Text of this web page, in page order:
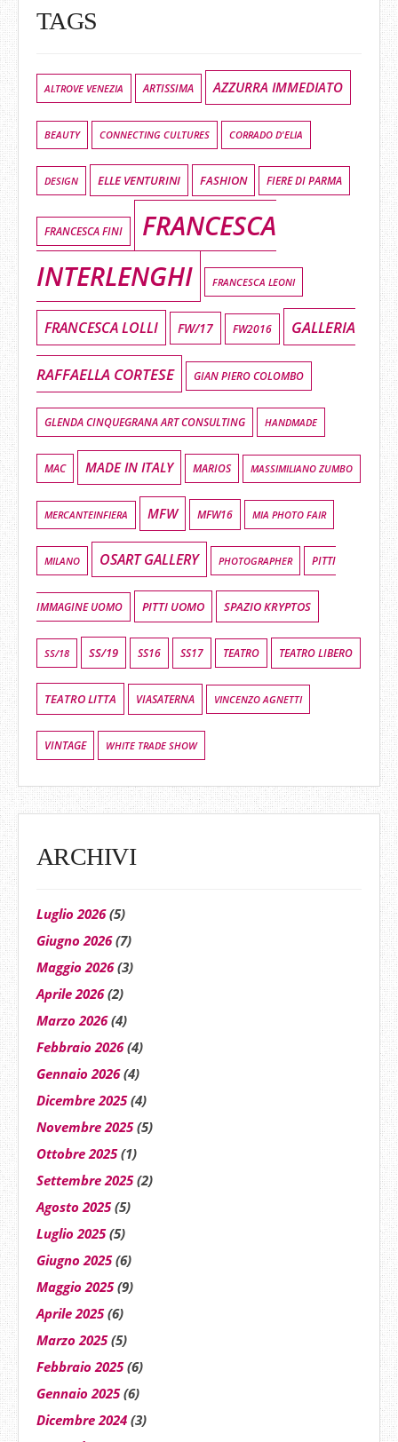
TAGS
ALTROVE VENEZIA ARTISSIMA AZZURRA IMMEDIATO
BEAUTY CONNECTING CULTURES CORRADO D'ELIA
DESIGN ELLE VENTURINI FASHION FIERE DI PARMA
FRANCESCA FINI
FRANCESCA
INTERLENGHI
FRANCESCA LEONI
FRANCESCA LOLLI FW/17 FW2016 GALLERIA
RAFFAELLA CORTESE GIAN PIERO COLOMBO
GLENDA CINQUEGRANA ART CONSULTING HANDMADE
MAC MADE IN ITALY MARIOS MASSIMILIANO ZUMBO
MERCANTEINFIERA MFW MFW16 MIA PHOTO FAIR
MILANO OSART GALLERY PHOTOGRAPHER PITTI
IMMAGINE UOMO PITTI UOMO SPAZIO KRYPTOS
SS/18 SS/19 SS16 SS17 TEATRO TEATRO LIBERO
TEATRO LITTA VIASATERNA VINCENZO AGNETTI
VINTAGE WHITE TRADE SHOW
ARCHIVI
Luglio 2026(5)
Giugno 2026(7)
Maggio 2026(3)
Aprile 2026(2)
Marzo 2026(4)
Febbraio 2026(4)
Gennaio 2026(4)
Dicembre 2025(4)
Novembre 2025(5)
Ottobre 2025(1)
Settembre 2025(2)
Agosto 2025(5)
Luglio 2025(5)
Giugno 2025(6)
Maggio 2025(9)
Aprile 2025(6)
Marzo 2025(5)
Febbraio 2025(6)
Gennaio 2025(6)
Dicembre 2024 (3)